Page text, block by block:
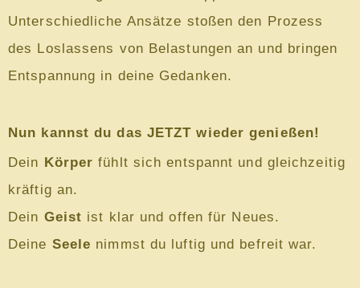
Unterschiedliche Ansätze stoßen den Prozess
des Loslassens von Belastungen an und bringen
Entspannung in deine Gedanken.
Nun kannst du das JETZT wieder genießen!
Dein Körper fühlt sich entspannt und gleichzeitig
kräftig an.
Dein Geist ist klar und offen für Neues.
Deine Seele nimmst du luftig und befreit war.